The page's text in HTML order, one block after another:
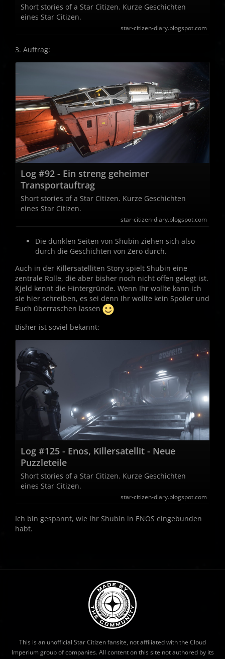
Short stories of a Star Citizen. Kurze Geschichten
eines Star Citizen.
star-citizen-diary.blogspot.com
3. Auftrag:
Log #92 - Ein streng geheimer
Transportauftrag
Short stories of a Star Citizen. Kurze Geschichten
eines Star Citizen.
star-citizen-diary.blogspot.com
Die dunklen Seiten von Shubin ziehen sich also
durch die Geschichten von Zero durch.
Auch in der Killersatelliten Story spielt Shubin eine
zentrale Rolle, die aber bisher noch nicht offen gelegt ist.
Kjeld kennt die Hintergründe. Wenn Ihr wollte kann ich
sie hier schreiben, es sei denn Ihr wollte kein Spoiler und
Euch überraschen lassen
Bisher ist soviel bekannt:
Log #125 - Enos, Killersatellit - Neue
Puzzleteile
Short stories of a Star Citizen. Kurze Geschichten
eines Star Citizen.
star-citizen-diary.blogspot.com
Ich bin gespannt, wie Ihr Shubin in ENOS eingebunden
habt.
This is an unofficial Star Citizen fansite, not affiliated with the Cloud
Imperium group of companies. All content on this site not authored by its